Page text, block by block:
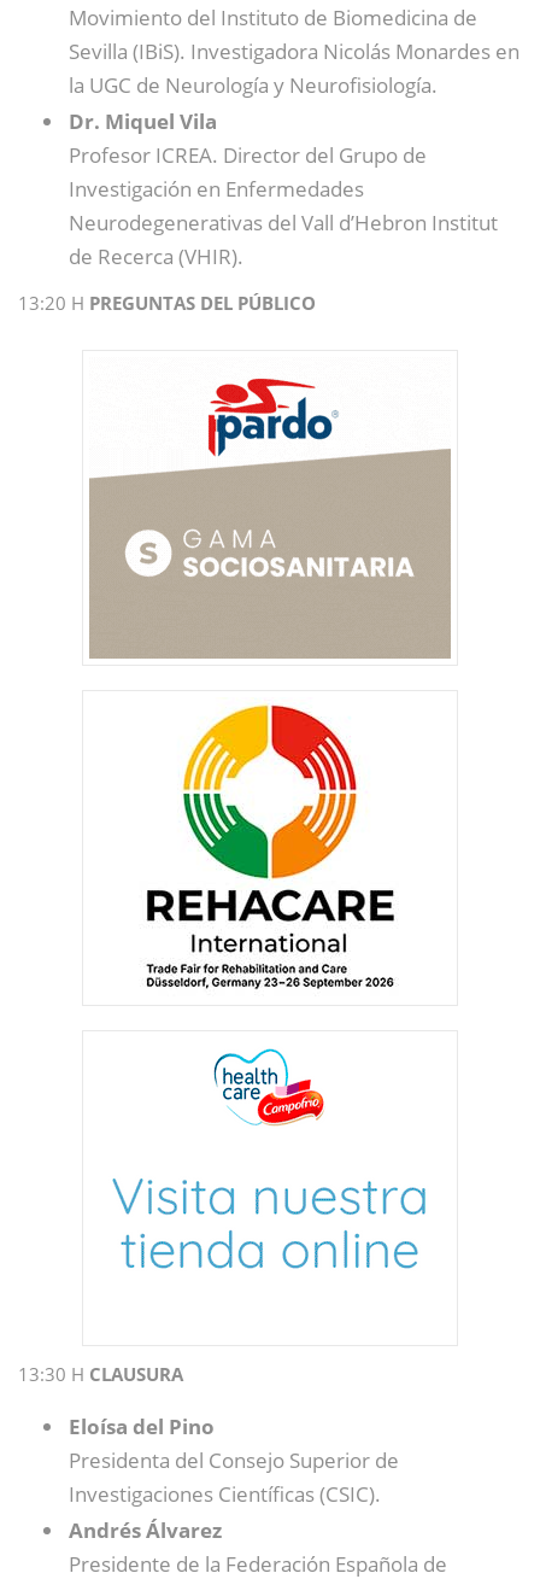
Movimiento del Instituto de Biomedicina de
Sevilla (IBiS). Investigadora Nicolás Monardes en
la UGC de Neurología y Neurofisiología.
Dr. Miquel Vila
Profesor ICREA. Director del Grupo de
Investigación en Enfermedades
Neurodegenerativas del Vall d’Hebron Institut
de Recerca (VHIR).
13:20 H PREGUNTAS DEL PÚBLICO
13:30 H CLAUSURA
Eloísa del Pino
Presidenta del Consejo Superior de
Investigaciones Científicas (CSIC).
Andrés Álvarez
Presidente de la Federación Española de